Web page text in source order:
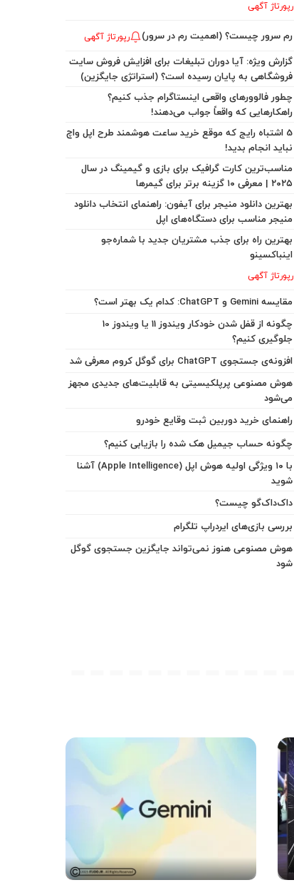
رپورتاژ آگهی
رم سرور چیست؟ (اهمیت رم در سرور) رپورتاژ آگهی
گزارش ویژه: آیا دوران تبلیغات برای افزایش فروش سایت
فروشگاهی به پایان رسیده است؟ (استراتژی جایگزین)
چطور فالوورهای واقعی اینستاگرام جذب کنیم؟
راهکارهایی که واقعاً جواب می‌دهند!
5 اشتباه رایج که موقع خرید ساعت هوشمند طرح اپل واچ
نباید انجام بدید!
مناسب‌ترین کارت گرافیک برای بازی و گیمینگ در سال
۲۰۲۵ | معرفی ۱۰ گزینه برتر برای گیمرها
بهترین دانلود منیجر برای آیفون: راهنمای انتخاب دانلود
منیجر مناسب برای دستگاه‌های اپل
بهترین راه برای جذب مشتریان جدید با شماره‌جو
اینباکسینو
رپورتاژ آگهی
مقایسه Gemini و ChatGPT: کدام یک بهتر است؟
چگونه از قفل شدن خودکار ویندوز 11 یا ویندوز 10
جلوگیری کنیم؟
افزونه‌ی جستجوی ChatGPT برای گوگل کروم معرفی شد
هوش مصنوعی پرپلکیسیتی به قابلیت‌های جدیدی مجهز
می‌شود
راهنمای خرید دوربین ثبت وقایع خودرو
چگونه حساب جیمیل هک شده را بازیابی کنیم؟
با ۱۰ ویژگی اولیه هوش اپل (Apple Intelligence) آشنا
شوید
داک‌داک‌گو چیست؟
بررسی بازی‌های ایردراپ تلگرام
هوش مصنوعی هنوز نمی‌تواند جایگزین جستجوی گوگل
شود